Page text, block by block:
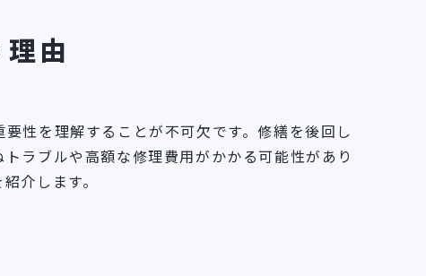
由
性を理解することが不可欠です。修繕を後回し
ラブルや高額な修理費用がかかる可能性があり
介します。